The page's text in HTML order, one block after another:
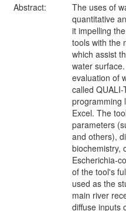
Abstract:
The uses of
quantitative
it impelling
tools with the
which assist
water
evaluation of
called
programming
Excel. The
parameters
and others),
biochemistry,
Escherichia-
of the tool's
used as the
main river
diffuse inputs